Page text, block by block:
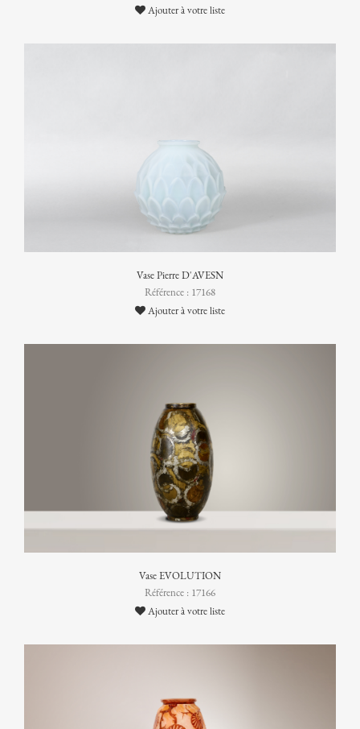
Ajouter à votre liste
Vase Pierre D'AVESN
Référence : 17168
Ajouter à votre liste
Vase EVOLUTION
Référence : 17166
Ajouter à votre liste